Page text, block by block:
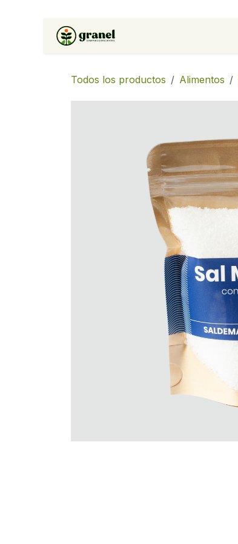
Ir al contenido
Todos los productos Alimentos